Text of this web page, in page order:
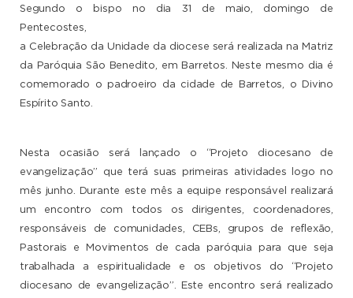
Segundo o bispo no dia 31 de maio, domingo de
Pentecostes,
a Celebração da Unidade da diocese será realizada na Matriz
da Paróquia São Benedito, em Barretos. Neste mesmo dia é
comemorado o padroeiro da cidade de Barretos, o Divino
Espírito Santo.
Nesta ocasião será lançado o “Projeto diocesano de
evangelização” que terá suas primeiras atividades logo no
mês junho. Durante este mês a equipe responsável realizará
um encontro com todos os dirigentes, coordenadores,
responsáveis de comunidades, CEBs, grupos de reflexão,
Pastorais e Movimentos de cada paróquia para que seja
trabalhada a espiritualidade e os objetivos do “Projeto
diocesano de evangelização”. Este encontro será realizado